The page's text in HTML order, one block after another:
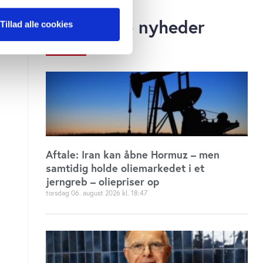
og til at analysere
sociale medier,
oplysninger, du har givet
hvis du fortsætter med at
Tillad alle cookiesRelaterede nyheder
Aftale: Iran kan åbne Hormuz – men
samtidig holde oliemarkedet i et
jerngreb – oliepriser op
torsdag 06. august 2026 18:47